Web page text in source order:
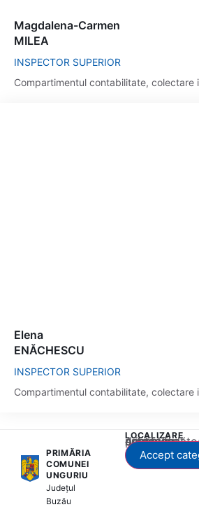
Magdalena-Carmen
MILEA
INSPECTOR SUPERIOR
Compartimentul contabilitate, colectare
Elena
ENĂCHESCU
INSPECTOR SUPERIOR
Compartimentul contabilitate, colectare
PRIMĂRIA
COMUNEI
UNGURIU
Județul
Buzău
LOCALIZARE
Acest conținut este blocat până când acceptați categoria corespunzătoare de cookie-uri.
Accept